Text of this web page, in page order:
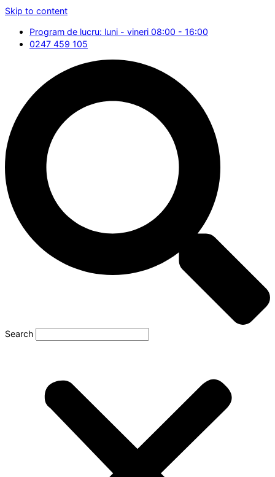
Skip to content
Program de lucru: luni - vineri 08:00 - 16:00
0247 459 105
Search